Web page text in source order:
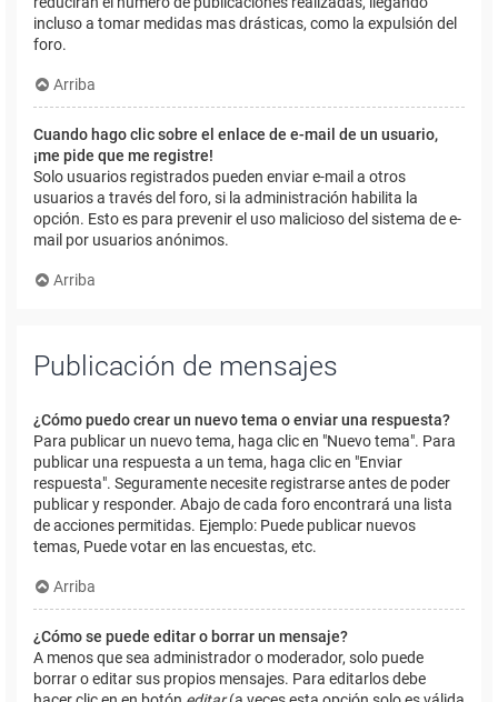
incluso a tomar medidas mas drásticas, como la expulsión del
foro.
Arriba
Cuando hago clic sobre el enlace de e-mail de un usuario,
¡me pide que me registre!
Solo usuarios registrados pueden enviar e-mail a otros
usuarios a través del foro, si la administración habilita la
opción. Esto es para prevenir el uso malicioso del sistema de e-
mail por usuarios anónimos.
Arriba
Publicación de mensajes
¿Cómo puedo crear un nuevo tema o enviar una respuesta?
Para publicar un nuevo tema, haga clic en "Nuevo tema". Para
publicar una respuesta a un tema, haga clic en "Enviar
respuesta". Seguramente necesite registrarse antes de poder
publicar y responder. Abajo de cada foro encontrará una lista
de acciones permitidas. Ejemplo: Puede publicar nuevos
temas, Puede votar en las encuestas, etc.
Arriba
¿Cómo se puede editar o borrar un mensaje?
A menos que sea administrador o moderador, solo puede
borrar o editar sus propios mensajes. Para editarlos debe